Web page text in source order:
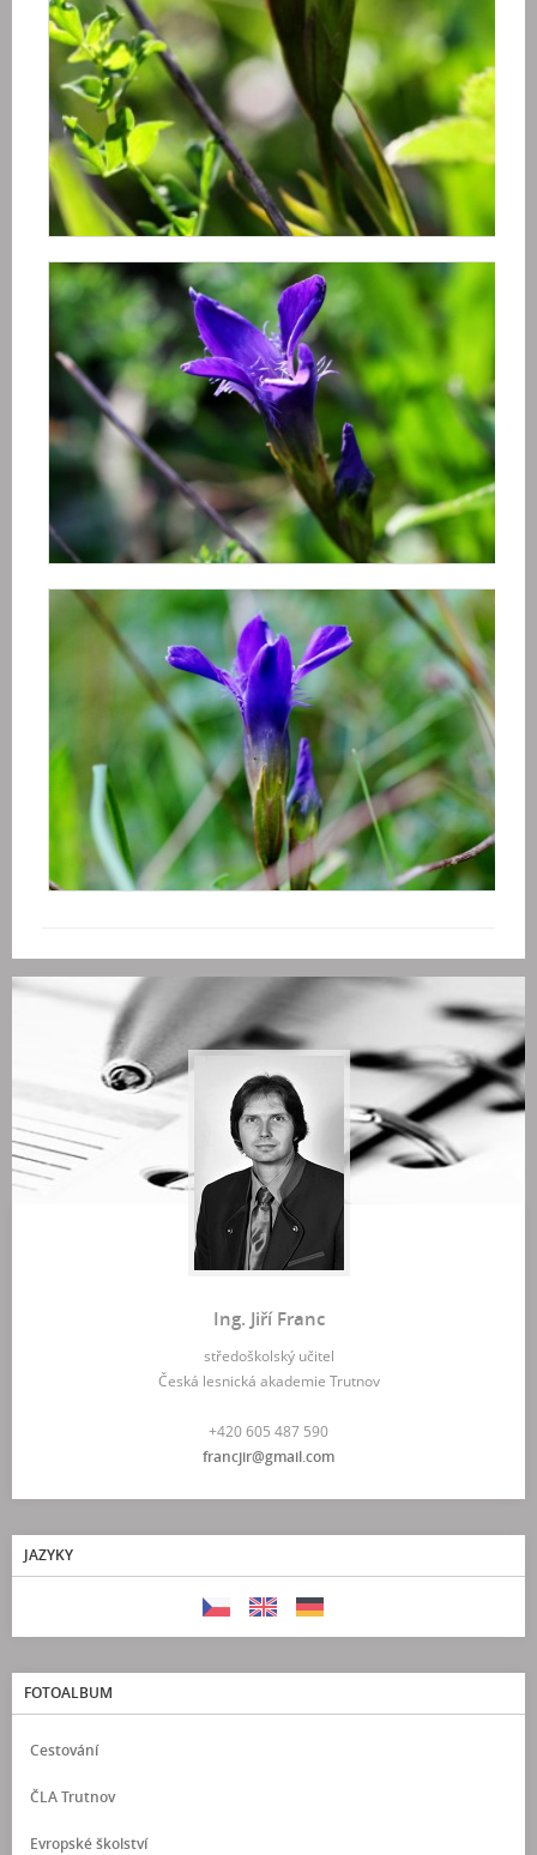
Ing. Jiří Franc
středoškolský učitel
Česká lesnická akademie Trutnov
+420 605 487 590
francjir@gmail.com
JAZYKY
FOTOALBUM
Cestování
ČLA Trutnov
Evropské školství